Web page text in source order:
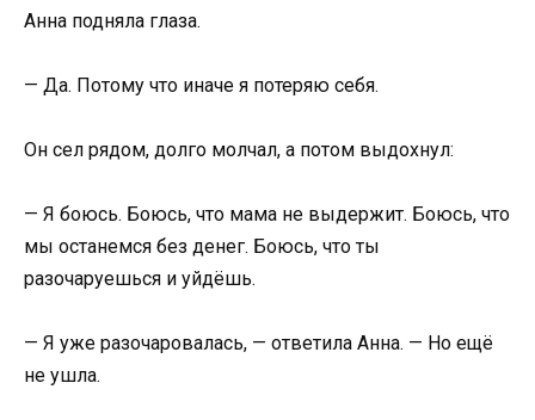
Анна подняла глаза.
— Да. Потому что иначе я потеряю себя.
Он сел рядом, долго молчал, а потом выдохнул:
— Я боюсь. Боюсь, что мама не выдержит. Боюсь, что
мы останемся без денег. Боюсь, что ты
разочаруешься и уйдёшь.
— Я уже разочаровалась, — ответила Анна. — Но ещё
не ушла.